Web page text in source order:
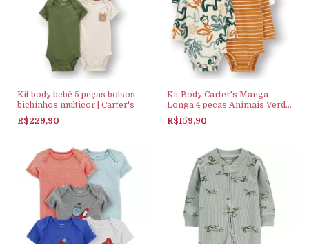
Kit body bebê 5 peças bolsos
bichinhos multicor | Carter's
R$229,90
Kit Body Carter's Manga
Longa 4 pecas Animais Verde
e Bege
R$159,90